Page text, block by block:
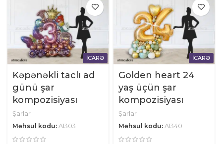
İCARƏ
Kəpənəkli taclı ad
günü şar
kompozisiyası
Şarlar
Məhsul kodu: A1303
İCARƏ
Golden heart 24
yaş üçün şar
kompozisiyası
Şarlar
Məhsul kodu: A1340